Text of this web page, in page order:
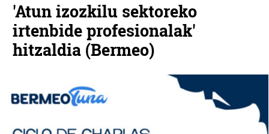
'Atun izozkilu sektoreko
irtenbide profesionalak'
hitzaldia (Bermeo)